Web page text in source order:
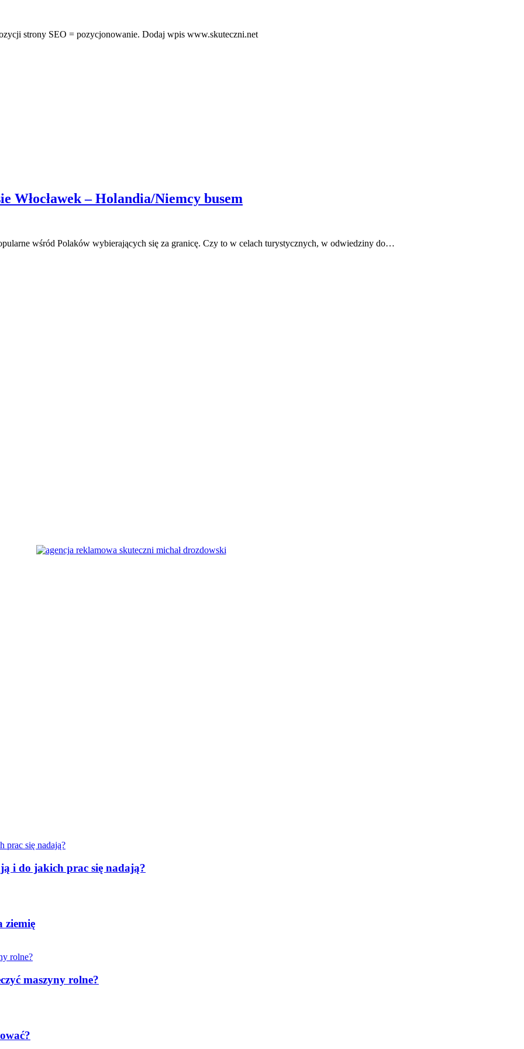
strony SEO = pozycjonowanie. Dodaj wpis www.skuteczni.net
Włocławek – Holandia/Niemcy busem
wśród Polaków wybierających się za granicę. Czy to w celach turystycznych, w odwiedziny do…
i do jakich prac się nadają?
ziemię
maszyny rolne?